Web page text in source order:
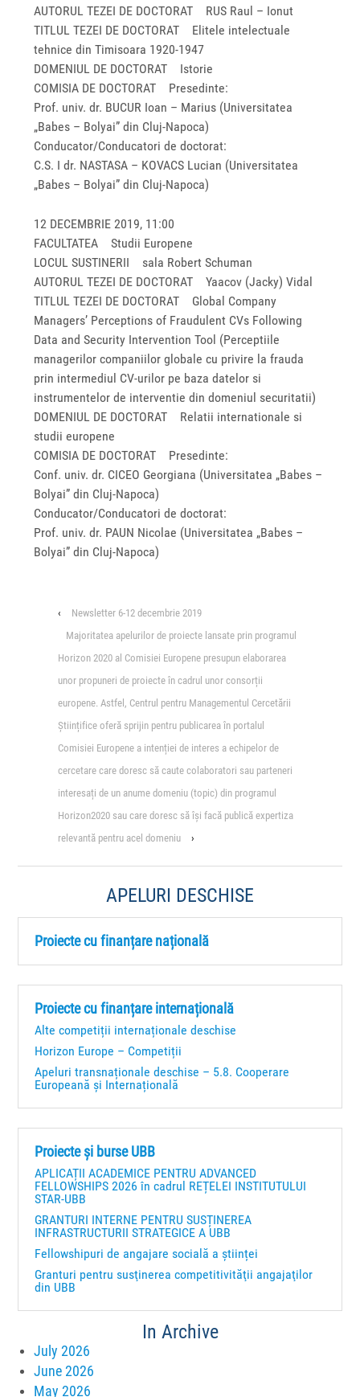
AUTORUL TEZEI DE DOCTORAT RUS Raul – Ionut
TITLUL TEZEI DE DOCTORAT Elitele intelectuale
tehnice din Timisoara 1920-1947
DOMENIUL DE DOCTORAT Istorie
COMISIA DE DOCTORAT Presedinte:
Prof. univ. dr. BUCUR Ioan – Marius (Universitatea
„Babes – Bolyai” din Cluj-Napoca)
Conducator/Conducatori de doctorat:
C.S. I dr. NASTASA – KOVACS Lucian (Universitatea
„Babes – Bolyai” din Cluj-Napoca)
12 DECEMBRIE 2019, 11:00
FACULTATEA Studii Europene
LOCUL SUSTINERII sala Robert Schuman
AUTORUL TEZEI DE DOCTORAT Yaacov (Jacky) Vidal
TITLUL TEZEI DE DOCTORAT Global Company
Managers’ Perceptions of Fraudulent CVs Following
Data and Security Intervention Tool (Perceptiile
managerilor companiilor globale cu privire la frauda
prin intermediul CV-urilor pe baza datelor si
instrumentelor de interventie din domeniul securitatii)
DOMENIUL DE DOCTORAT Relatii internationale si
studii europene
COMISIA DE DOCTORAT Presedinte:
Conf. univ. dr. CICEO Georgiana (Universitatea „Babes –
Bolyai” din Cluj-Napoca)
Conducator/Conducatori de doctorat:
Prof. univ. dr. PAUN Nicolae (Universitatea „Babes –
Bolyai” din Cluj-Napoca)
‹
Newsletter 6-12 decembrie 2019
Majoritatea apelurilor de proiecte lansate prin programul
Horizon 2020 al Comisiei Europene presupun elaborarea
unor propuneri de proiecte în cadrul unor consorții
europene. Astfel, Centrul pentru Managementul Cercetării
Științifice oferă sprijin pentru publicarea în portalul
Comisiei Europene a intenției de interes a echipelor de
cercetare care doresc să caute colaboratori sau parteneri
interesați de un anume domeniu (topic) din programul
Horizon2020 sau care doresc să își facă publică expertiza
relevantă pentru acel domeniu
›
APELURI DESCHISE
Proiecte cu finanțare națională
Proiecte cu finanțare internațională
Alte competiții internaționale deschise
Horizon Europe – Competiții
Apeluri transnaționale deschise – 5.8. Cooperare
Europeană și Internațională
Proiecte și burse UBB
APLICAȚII ACADEMICE PENTRU ADVANCED
FELLOWSHIPS 2026 în cadrul REȚELEI INSTITUTULUI
STAR-UBB
GRANTURI INTERNE PENTRU SUSȚINEREA
INFRASTRUCTURII STRATEGICE A UBB
Fellowshipuri de angajare socială a științei
Granturi pentru susţinerea competitivităţii angajaţilor
din UBB
In Archive
July 2026
June 2026
May 2026